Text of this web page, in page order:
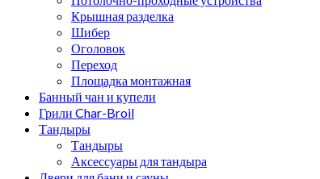
Крышная разделка
Шибер
Оголовок
Переход
Площадка монтажная
Банный чан и купели
Грили Char-Broil
Тандыры
Тандыры
Аксессуары для тандыра